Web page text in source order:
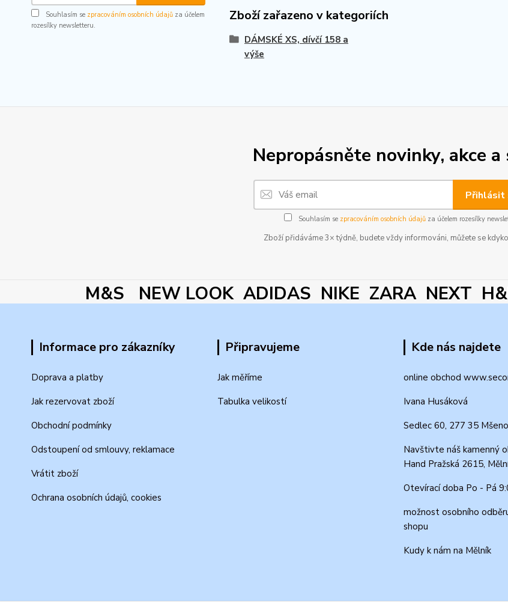
Souhlasím se zpracováním osobních údajů za účelem
rozesílky newsletteru.
Zboží zařazeno v kategoriích
DÁMSKÉ XS, dívčí 158 a
výše
Nepropásněte novinky, akce a
Přihlásit
Souhlasím se zpracováním osobních údajůza účelem rozesílky
Zboží přidáváme 3× týdně, budete vždy informováni, můžete se
M&S NEW LOOK ADIDAS NIKE ZARA NEXT
Informace pro zákazníky
Doprava a platby
Jak rezervovat zboží
Obchodní podmínky
Odstoupení od smlouvy, reklamace
Vrátit zboží
Ochrana osobních údajů, cookies
Připravujeme
Jak měříme
Tabulka velikostí
Kde nás najdete
online obchod
Ivana Husáková
Sedlec 60, 277 35 Mšeno
Navštivte náš kamenný
Hand Pražská 2615,
Otevírací doba Po - Pá
možnost osobního
shopu
Kudy k nám na Mělník